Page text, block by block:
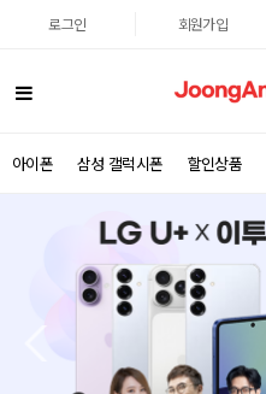
로그인 회원가입
아이폰 삼성 갤럭시폰 할인상품